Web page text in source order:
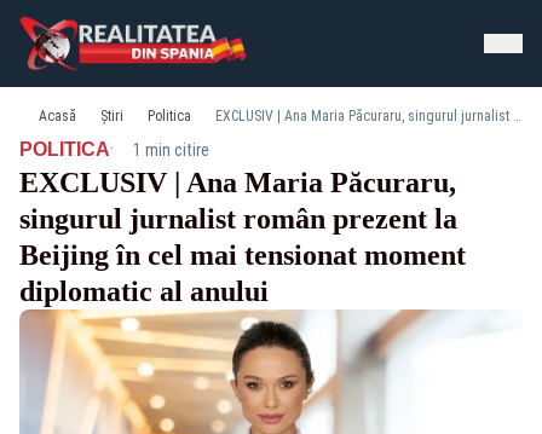
Acasă Știri Politica EXCLUSIV | Ana Maria Păcuraru, singurul jurnalist român prezent la Beijing în cel mai tensionat moment diplomatic al anului
POLITICA· 1 min citire
EXCLUSIV | Ana Maria Păcuraru,
singurul jurnalist român prezent la
Beijing în cel mai tensionat moment
diplomatic al anului